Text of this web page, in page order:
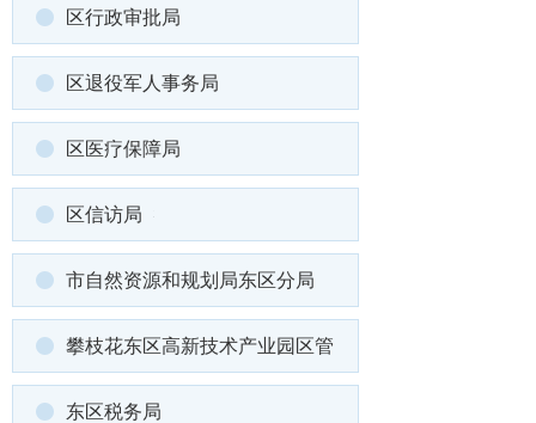
区行政审批局
区退役军人事务局
区医疗保障局
区信访局
市自然资源和规划局东区分局
攀枝花东区高新技术产业园区管
东区税务局